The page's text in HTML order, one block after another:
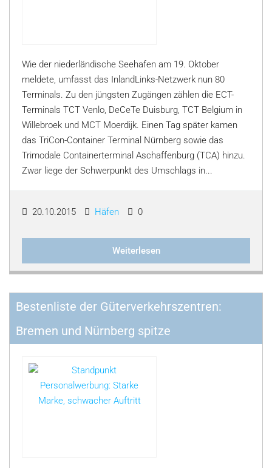
Wie der niederländische Seehafen am 19. Oktober
meldete, umfasst das InlandLinks-Netzwerk nun 80
Terminals. Zu den jüngsten Zugängen zählen die ECT-
Terminals TCT Venlo, DeCeTe Duisburg, TCT Belgium in
Willebroek und MCT Moerdijk. Einen Tag später kamen
das TriCon-Container Terminal Nürnberg sowie das
Trimodale Containerterminal Aschaffenburg (TCA) hinzu.
Zwar liege der Schwerpunkt des Umschlags in...
20.10.2015 Häfen 0
Weiterlesen
Bestenliste der Güterverkehrszentren:
Bremen und Nürnberg spitze